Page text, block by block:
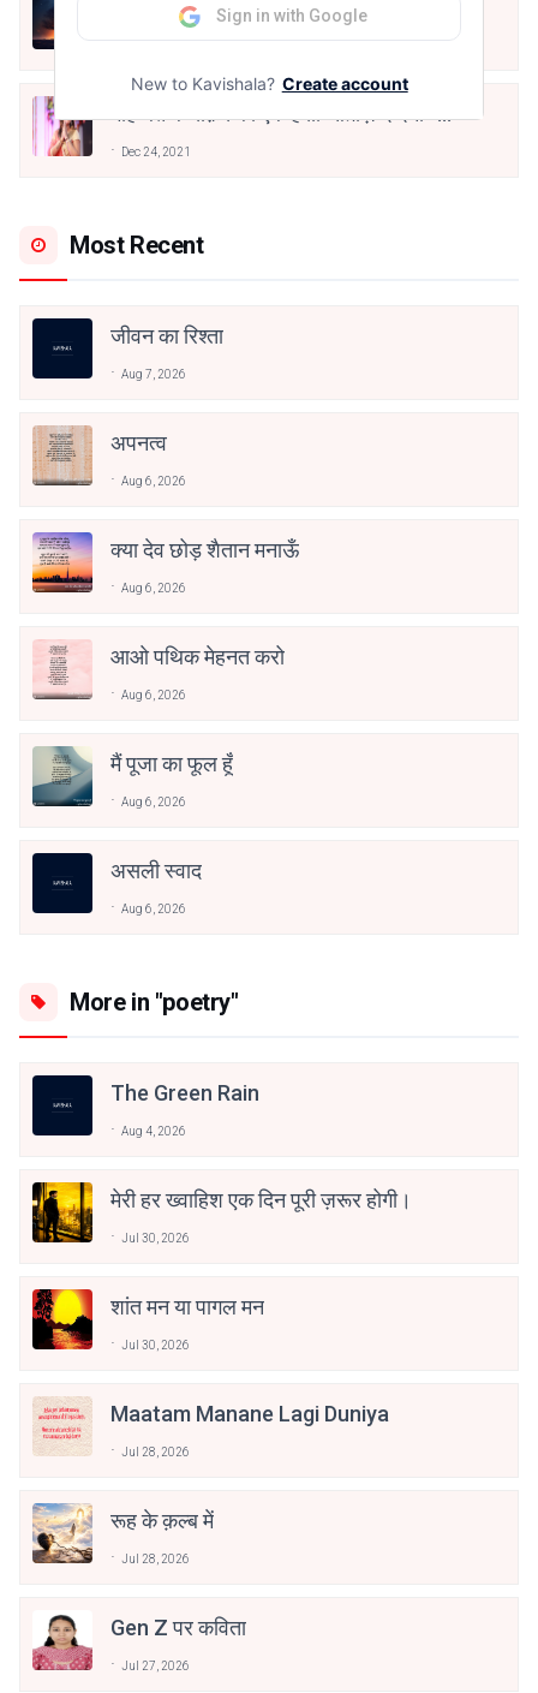
हिज्र पे ये रात भी
May 12, 2024
मोहब्बत के सफ़र को एक हँसी आग़ाज़ दे देना -
Dec 24, 2021
Most Recent
जीवन का रिश्ता
Aug 7, 2026
अपनत्व
Aug 6, 2026
क्या देव छोड़ शैतान मनाऊँ
Aug 6, 2026
आओ पथिक मेहनत करो
Aug 6, 2026
मैं पूजा का फूल हूँ
Aug 6, 2026
असली स्वाद
Aug 6, 2026
More in "poetry"
The Green Rain
Aug 4, 2026
मेरी हर ख्वाहिश एक दिन पूरी ज़रूर होगी।
Jul 30, 2026
शांत मन या पागल मन
Jul 30, 2026
Maatam Manane Lagi Duniya
Jul 28, 2026
रूह के क़ल्ब में
Jul 28, 2026
Gen Z पर कविता
Jul 27, 2026
Sign in with Google
New to Kavishala? Create account